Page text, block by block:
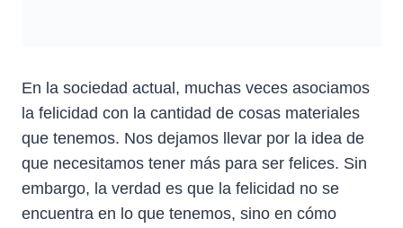
En la sociedad actual, muchas veces asociamos
la felicidad con la cantidad de cosas materiales
que tenemos. Nos dejamos llevar por la idea de
que necesitamos tener más para ser felices. Sin
embargo, la verdad es que la felicidad no se
encuentra en lo que tenemos, sino en cómo